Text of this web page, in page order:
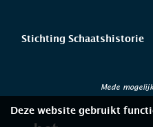
Stichting Schaatshistorie
Mede
Deze website gebruikt